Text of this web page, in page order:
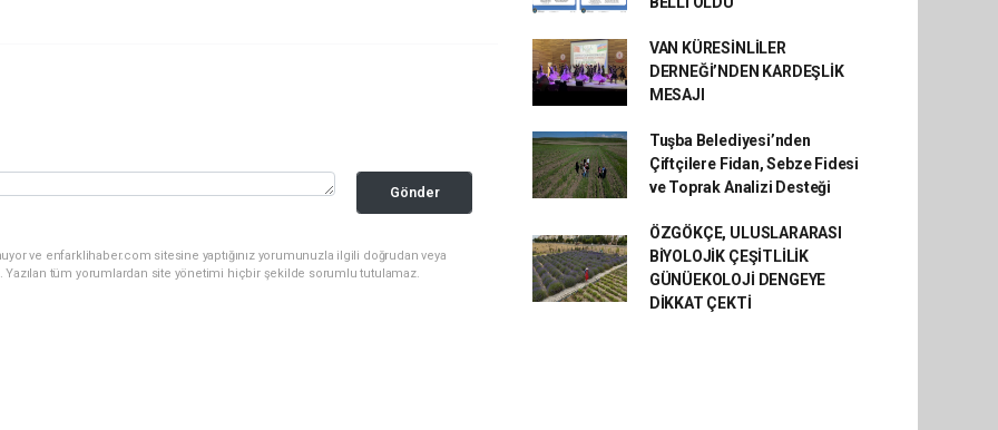
Gönder
ve enfarklihaber.com sitesine yaptığınız yorumunuzla ilgili doğrudan veya
Yazılan tüm yorumlardan site yönetimi hiçbir şekilde sorumlu tutulamaz.
VAN KÜRESİNLİLER
DERNEĞİ’NDEN KARDEŞLİK
MESAJI
Tuşba Belediyesi’nden
Çiftçilere Fidan, Sebze Fidesi
ve Toprak Analizi Desteği
ÖZGÖKÇE, ULUSLARARASI
BİYOLOJİK ÇEŞİTLİLİK
GÜNÜEKOLOJİ DENGEYE
DİKKAT ÇEKTİ